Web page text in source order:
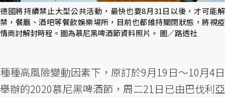
德國將持續禁止大型公共活動，最快也要8月31日以後，才可能解
禁，餐廳、酒吧等餐飲娛樂場所，目前也都維持關閉狀態，將視疫
情商討解封時程。圖為慕尼黑啤酒節資料照片。 圖／路透社
種種高風險變動因素下，原訂於9月19日～10月4日
舉辦的2020慕尼黑啤酒節，周二21日已由巴伐利亞